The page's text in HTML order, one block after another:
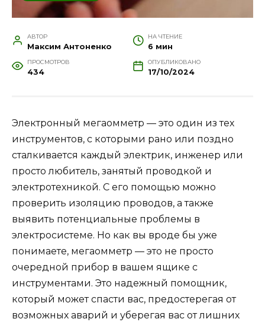
АВТОР
Максим Антоненко
НА ЧТЕНИЕ
6 мин
ПРОСМОТРОВ
434
ОПУБЛИКОВАНО
17/10/2024
Электронный мегаомметр — это один из тех
инструментов, с которыми рано или поздно
сталкивается каждый электрик, инженер или
просто любитель, занятый проводкой и
электротехникой. С его помощью можно
проверить изоляцию проводов, а также
выявить потенциальные проблемы в
электросистеме. Но как вы вроде бы уже
понимаете, мегаомметр — это не просто
очередной прибор в вашем ящике с
инструментами. Это надежный помощник,
который может спасти вас, предостерегая от
возможных аварий и уберегая вас от лишних